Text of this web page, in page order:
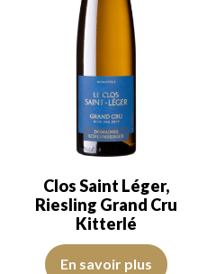
Clos Saint Léger,
Riesling Grand Cru
Kitterlé
Ce vin provient d’une
En savoir plus